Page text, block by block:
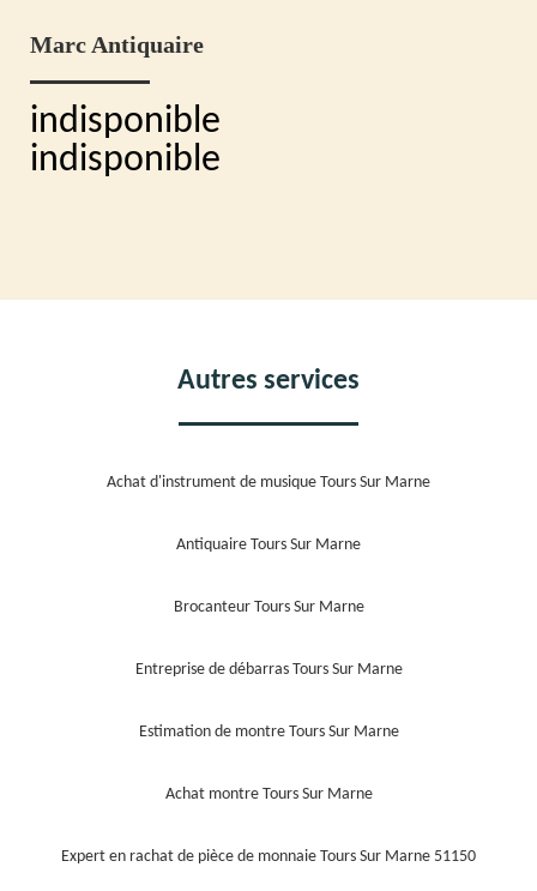
Marc Antiquaire
indisponible
indisponible
Autres services
Achat d'instrument de musique Tours Sur Marne
Antiquaire Tours Sur Marne
Brocanteur Tours Sur Marne
Entreprise de débarras Tours Sur Marne
Estimation de montre Tours Sur Marne
Achat montre Tours Sur Marne
Expert en rachat de pièce de monnaie Tours Sur Marne 51150